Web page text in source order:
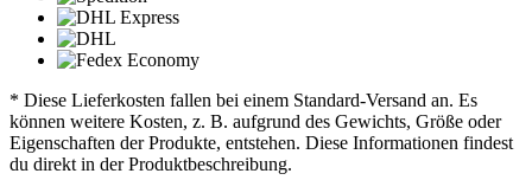
* Diese Lieferkosten fallen bei einem Standard-Versand an. Es
können weitere Kosten, z. B. aufgrund des Gewichts, Größe oder
Eigenschaften der Produkte, entstehen. Diese Informationen findest
du direkt in der Produktbeschreibung.